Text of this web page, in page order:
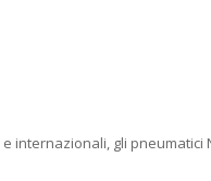
gli pneumatici